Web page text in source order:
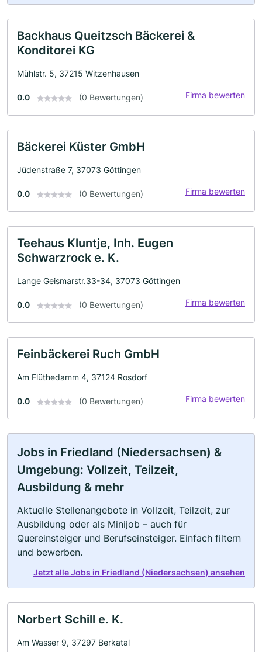
Backhaus Queitzsch Bäckerei &
Konditorei KG
Mühlstr. 5, 37215 Witzenhausen
0.0 (0 Bewertungen) Firma bewerten
Bäckerei Küster GmbH
Jüdenstraße 7, 37073 Göttingen
0.0 (0 Bewertungen) Firma bewerten
Teehaus Kluntje, Inh. Eugen
Schwarzrock e. K.
Lange Geismarstr.33-34, 37073 Göttingen
0.0 (0 Bewertungen) Firma bewerten
Feinbäckerei Ruch GmbH
Am Flüthedamm 4, 37124 Rosdorf
0.0 (0 Bewertungen) Firma bewerten
Jobs in Friedland (Niedersachsen) &
Umgebung: Vollzeit, Teilzeit,
Ausbildung & mehr
Aktuelle Stellenangebote in Vollzeit, Teilzeit, zur
Ausbildung oder als Minijob – auch für
Quereinsteiger und Berufseinsteiger. Einfach filtern
und bewerben.
Jetzt alle Jobs in Friedland (Niedersachsen) ansehen
Norbert Schill e. K.
Am Wasser 9, 37297 Berkatal